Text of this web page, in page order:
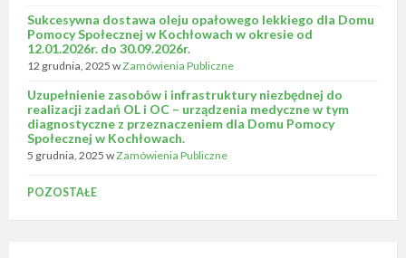
Sukcesywna dostawa oleju opałowego lekkiego dla Domu
Pomocy Społecznej w Kochłowach w okresie od
12.01.2026r. do 30.09.2026r.
12 grudnia, 2025 wZamówienia Publiczne
Uzupełnienie zasobów i infrastruktury niezbędnej do
realizacji zadań OL i OC – urządzenia medyczne w tym
diagnostyczne z przeznaczeniem dla Domu Pomocy
Społecznej w Kochłowach.
5 grudnia, 2025 wZamówienia Publiczne
POZOSTAŁE